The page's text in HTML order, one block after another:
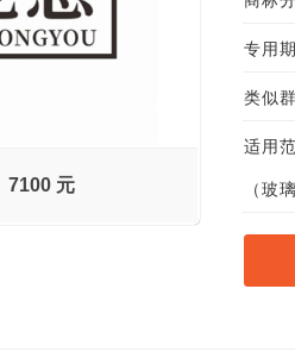
7100 元
专用
类似
适用
（玻